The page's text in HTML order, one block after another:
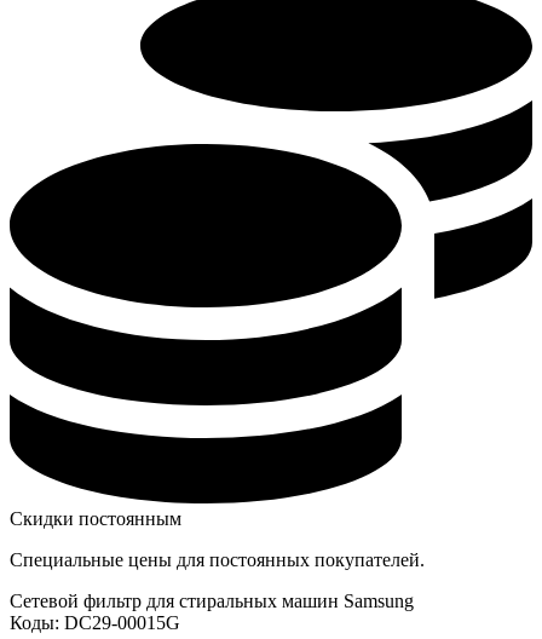
Скидки постоянным
Специальные цены для постоянных покупателей.
Сетевой фильтр для стиральных машин Samsung
Коды: DC29-00015G